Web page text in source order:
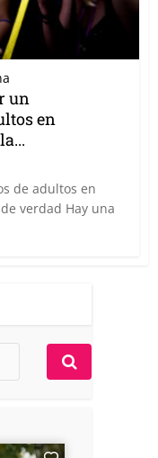
un
en
de adultos en
verdad Hay una